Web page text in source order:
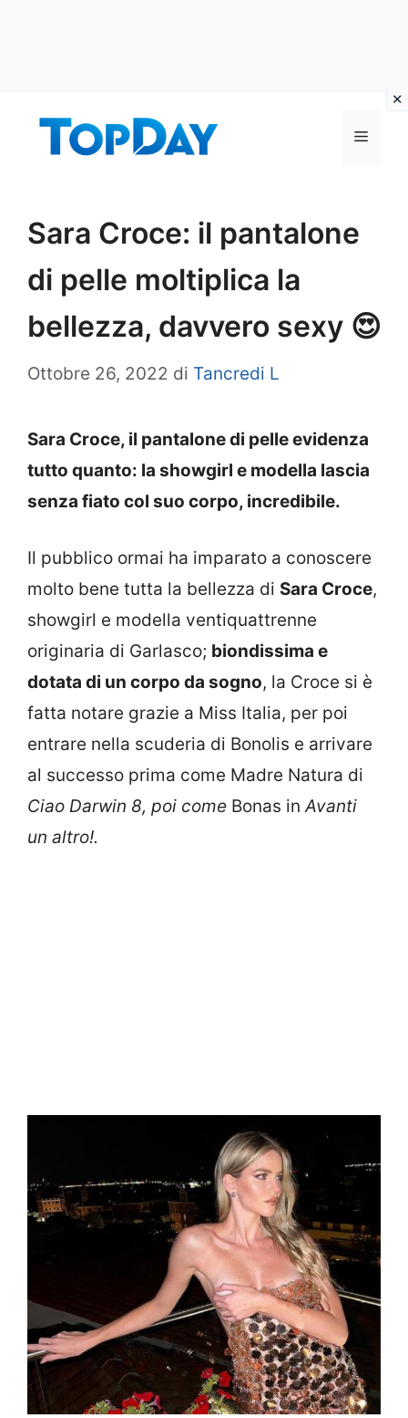
Menu
Sara Croce: il pantalone
di pelle moltiplica la
bellezza, davvero sexy 😍
Ottobre 26, 2022 di Tancredi L
Sara Croce, il pantalone di pelle evidenza
tutto quanto: la showgirl e modella lascia
senza fiato col suo corpo, incredibile.
Il pubblico ormai ha imparato a conoscere
molto bene tutta la bellezza di Sara Croce,
showgirl e modella ventiquattrenne
originaria di Garlasco; biondissima e
dotata di un corpo da sogno, la Croce si è
fatta notare grazie a Miss Italia, per poi
entrare nella scuderia di Bonolis e arrivare
al successo prima come Madre Natura di
Ciao Darwin 8, poi come Bonas in Avanti
un altro!.